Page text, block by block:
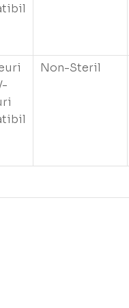
Non-Steril